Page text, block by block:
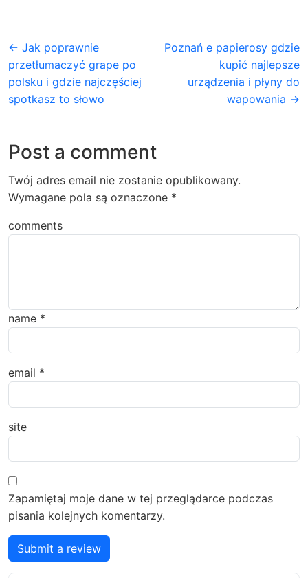
← Jak poprawnie
przetłumaczyć grape po
polsku i gdzie najczęściej
spotkasz to słowo
Poznań e papierosy gdzie
kupić najlepsze
urządzenia i płyny do
wapowania →
Post a comment
Twój adres email nie zostanie opublikowany.
Wymagane pola są oznaczone *
comments
name *
email *
site
Zapamiętaj moje dane w tej przeglądarce podczas
pisania kolejnych komentarzy.
Submit a review